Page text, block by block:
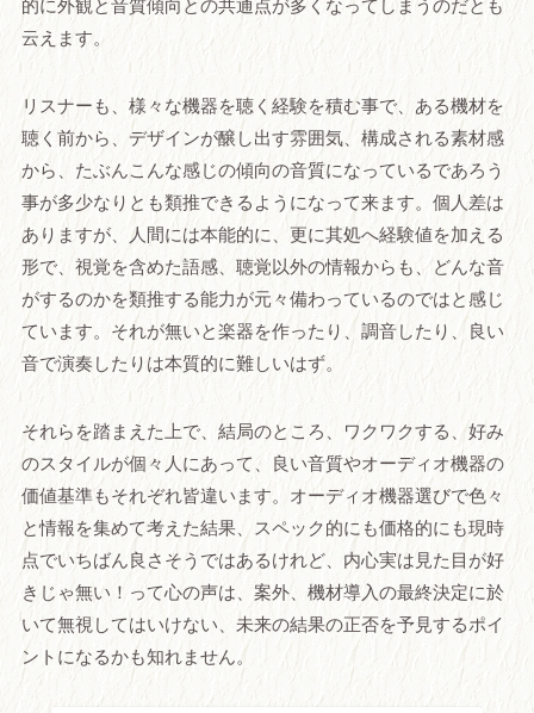
云えます。
リスナーも、様々な機器を聴く経験を積む事で、ある機材を
聴く前から、デザインが醸し出す雰囲気、構成される素材感
から、たぶんこんな感じの傾向の音質になっているであろう
事が多少なりとも類推できるようになって来ます。個人差は
ありますが、人間には本能的に、更に其処へ経験値を加える
形で、視覚を含めた語感、聴覚以外の情報からも、どんな音
がするのかを類推する能力が元々備わっているのではと感じ
ています。それが無いと楽器を作ったり、調音したり、良い
音で演奏したりは本質的に難しいはず。
それらを踏まえた上で、結局のところ、ワクワクする、好み
のスタイルが個々人にあって、良い音質やオーディオ機器の
価値基準もそれぞれ皆違います。オーディオ機器選びで色々
と情報を集めて考えた結果、スペック的にも価格的にも現時
点でいちばん良さそうではあるけれど、内心実は見た目が好
きじゃ無い！って心の声は、案外、機材導入の最終決定に於
いて無視してはいけない、未来の結果の正否を予見するポイ
ントになるかも知れません。